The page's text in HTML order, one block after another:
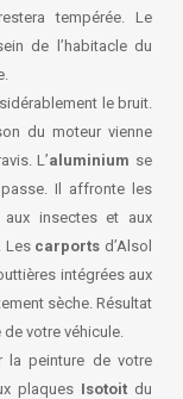
tempérée. Le
de l’habitacle du
le bruit.
du moteur vienne
L’aluminium se
Il affronte les
insectes et aux
Les carports d’Alsol
intégrées aux
sèche. Résultat
votre véhicule.
la peinture de votre
plaques Isotoitdu